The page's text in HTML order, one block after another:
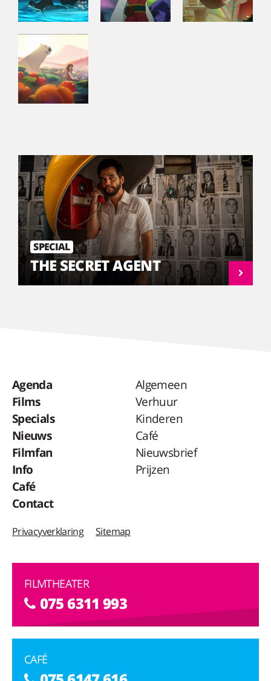
SPECIAL
THE SECRET AGENT
Agenda
Films
Specials
Nieuws
Filmfan
Info
Café
Contact
Algemeen
Verhuur
Kinderen
Café
Nieuwsbrief
Prijzen
Privacyverklaring Sitemap
FILMTHEATER
075 6311 993
CAFÉ